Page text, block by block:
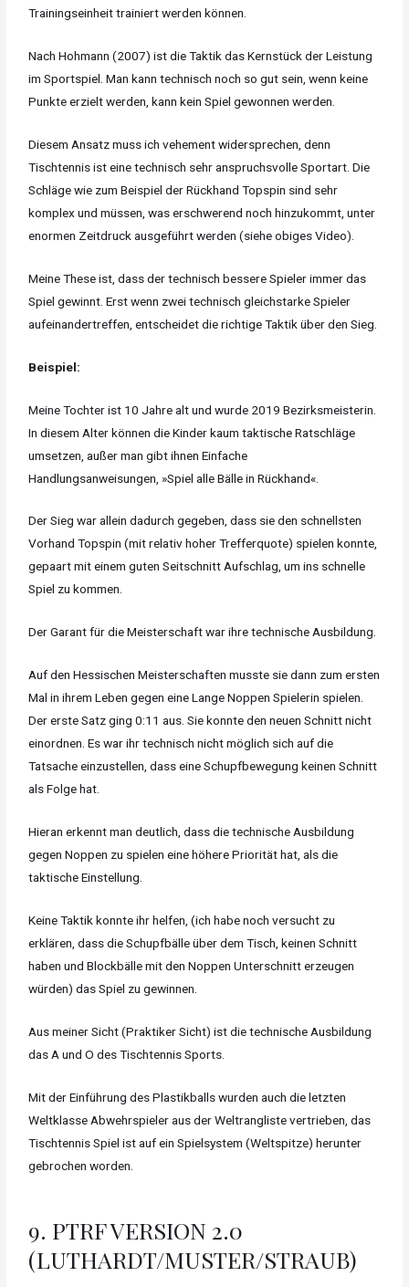
Trainingseinheit trainiert werden können.
Nach Hohmann (2007) ist die Taktik das Kernstück der Leistung
im Sportspiel. Man kann technisch noch so gut sein, wenn keine
Punkte erzielt werden, kann kein Spiel gewonnen werden.
Diesem Ansatz muss ich vehement widersprechen, denn
Tischtennis ist eine technisch sehr anspruchsvolle Sportart. Die
Schläge wie zum Beispiel der Rückhand Topspin sind sehr
komplex und müssen, was erschwerend noch hinzukommt, unter
enormen Zeitdruck ausgeführt werden (siehe obiges Video).
Meine These ist, dass der technisch bessere Spieler immer das
Spiel gewinnt. Erst wenn zwei technisch gleichstarke Spieler
aufeinandertreffen, entscheidet die richtige Taktik über den Sieg.
Beispiel:
Meine Tochter ist 10 Jahre alt und wurde 2019 Bezirksmeisterin.
In diesem Alter können die Kinder kaum taktische Ratschläge
umsetzen, außer man gibt ihnen Einfache
Handlungsanweisungen, »Spiel alle Bälle in Rückhand«.
Der Sieg war allein dadurch gegeben, dass sie den schnellsten
Vorhand Topspin (mit relativ hoher Trefferquote) spielen konnte,
gepaart mit einem guten Seitschnitt Aufschlag, um ins schnelle
Spiel zu kommen.
Der Garant für die Meisterschaft war ihre technische Ausbildung.
Auf den Hessischen Meisterschaften musste sie dann zum ersten
Mal in ihrem Leben gegen eine Lange Noppen Spielerin spielen.
Der erste Satz ging 0:11 aus. Sie konnte den neuen Schnitt nicht
einordnen. Es war ihr technisch nicht möglich sich auf die
Tatsache einzustellen, dass eine Schupfbewegung keinen Schnitt
als Folge hat.
Hieran erkennt man deutlich, dass die technische Ausbildung
gegen Noppen zu spielen eine höhere Priorität hat, als die
taktische Einstellung.
Keine Taktik konnte ihr helfen, (ich habe noch versucht zu
erklären, dass die Schupfbälle über dem Tisch, keinen Schnitt
haben und Blockbälle mit den Noppen Unterschnitt erzeugen
würden) das Spiel zu gewinnen.
Aus meiner Sicht (Praktiker Sicht) ist die technische Ausbildung
das A und O des Tischtennis Sports.
Mit der Einführung des Plastikballs wurden auch die letzten
Weltklasse Abwehrspieler aus der Weltrangliste vertrieben, das
Tischtennis Spiel ist auf ein Spielsystem (Weltspitze) herunter
gebrochen worden.
9. PTRF VERSION 2.0
(LUTHARDT/MUSTER/STRAUB)